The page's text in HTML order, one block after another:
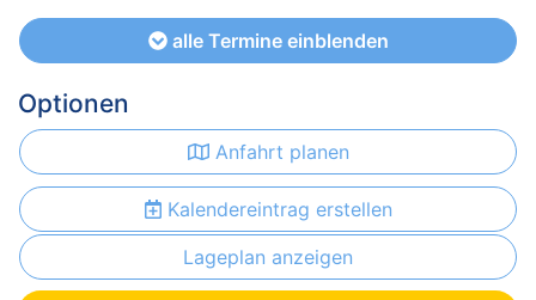
alle Termine einblenden
Optionen
Anfahrt planen
Kalendereintrag erstellen
Lageplan anzeigen